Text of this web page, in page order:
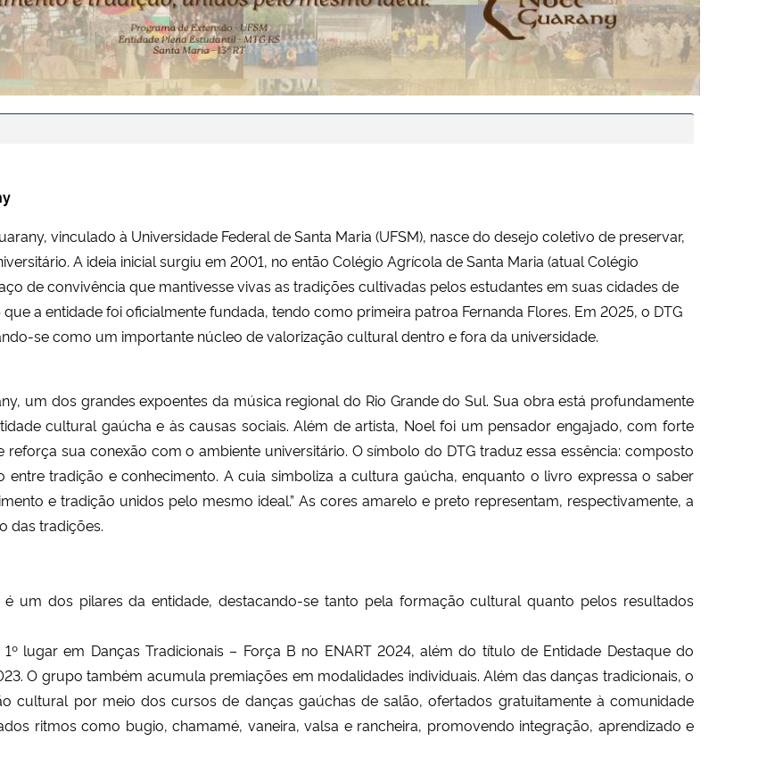
vinculado à Universidade Federal de Santa Maria (UFSM), nasce do desejo coletivo de preservar,
A ideia inicial surgiu em 2001, no então Colégio Agrícola de Santa Maria (atual Colégio
de convivência que mantivesse vivas as tradições cultivadas pelos estudantes em suas cidades de
a entidade foi oficialmente fundada, tendo como primeira patroa Fernanda Flores. Em 2025, o DTG
se como um importante núcleo de valorização cultural dentro e fora da universidade.
um dos grandes expoentes da música regional do Rio Grande do Sul. Sua obra está profundamente
cultural gaúcha e às causas sociais. Além de artista, Noel foi um pensador engajado, com forte
sua conexão com o ambiente universitário. O símbolo do DTG traduz essa essência: composto
tradição e conhecimento. A cuia simboliza a cultura gaúcha, enquanto o livro expressa o saber
e tradição unidos pelo mesmo ideal.” As cores amarelo e preto representam, respectivamente, a
das tradições.
um dos pilares da entidade, destacando-se tanto pela formação cultural quanto pelos resultados
lugar em Danças Tradicionais – Força B no ENART 2024, além do título de Entidade Destaque do
O grupo também acumula premiações em modalidades individuais. Além das danças tradicionais, o
cultural por meio dos cursos de danças gaúchas de salão, ofertados gratuitamente à comunidade
ritmos como bugio, chamamé, vaneira, valsa e rancheira, promovendo integração, aprendizado e